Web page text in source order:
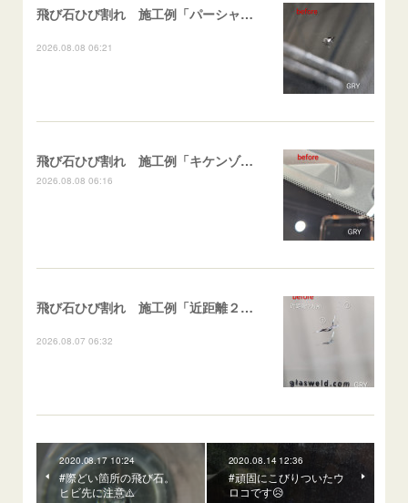
飛び石ひび割れ 施工例「パーシャル系・衝撃点範囲ハマカケ」エスティマ
2026.08.08 06:21
飛び石ひび割れ 施工例「キケンゾーン範囲・ストレートブレイク」フェアレディＺ
2026.08.08 06:16
飛び石ひび割れ 施工例「近距離２箇所・パーシャル系+ストレート系」CX-8
2026.08.07 06:32
2020.08.17 10:24
#際どい箇所の飛び石。
ヒビ先に注意⚠️
2020.08.14 12:36
#頑固にこびりついたウ
ロコです😥